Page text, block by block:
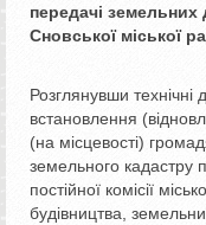
передачі земельних
Сновської міської
Розглянувши
встановлення
(на місцевості)
земельного кадастру
постійної комісії
будівництва,